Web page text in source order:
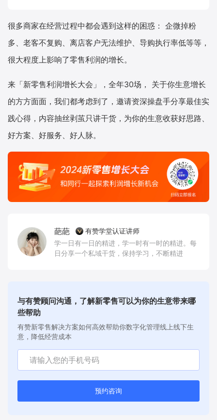
很多商家在经营过程中都会遇到这样的困惑： 企微掉粉
多、老客不复购、离店客户无法维护、导购执行率低等等，
很大程度上影响了零售利润的增长。
来「新零售利润增长大会」，全年30场， 关于你生意增长
的方方面面，我们都考虑到了，邀请资深操盘手分享最佳实
践心得，内容抽丝剥茧只讲干货，为你的生意收获好思路、
好方案、好服务、好人脉。
葩葩
有赞学堂认证讲师
学一日有一日的精进，学一时有一时的精进。每
日分享一个私域干货，保持学习，不断精进
与有赞顾问沟通，了解新零售可以为你的生意带来哪
些帮助
有赞新零售解决方案如何高效帮助你数字化管理线上线下生
意，降低经营成本
预约咨询